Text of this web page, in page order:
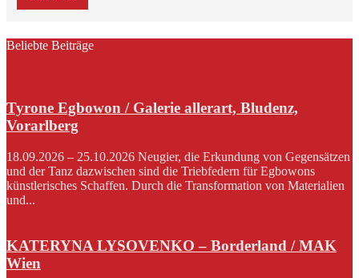
Beliebte Beiträge
Tyrone Egbowon / Galerie allerart, Bludenz,
Vorarlberg
18.09.2026 – 25.10.2026 Neugier, die Erkundung von Gegensätzen
und der Tanz dazwischen sind die Triebfedern für Egbowons
künstlerisches Schaffen. Durch die Transformation von Materialien
und...
KATERYNA LYSOVENKO – Borderland / MAK
Wien